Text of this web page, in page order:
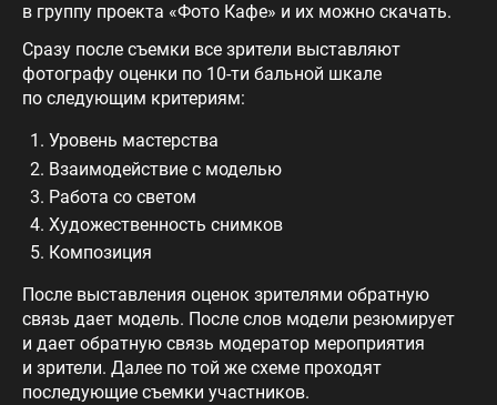
в группу проекта «Фото Кафе» и их можно скачать.
Сразу после съемки все зрители выставляют
фотографу оценки по 10-ти бальной шкале
по следующим критериям:
Уровень мастерства
Взаимодействие с моделью
Работа со светом
Художественность снимков
Композиция
После выставления оценок зрителями обратную
связь дает модель. После слов модели резюмирует
и дает обратную связь модератор мероприятия
и зрители. Далее по той же схеме проходят
последующие съемки участников.